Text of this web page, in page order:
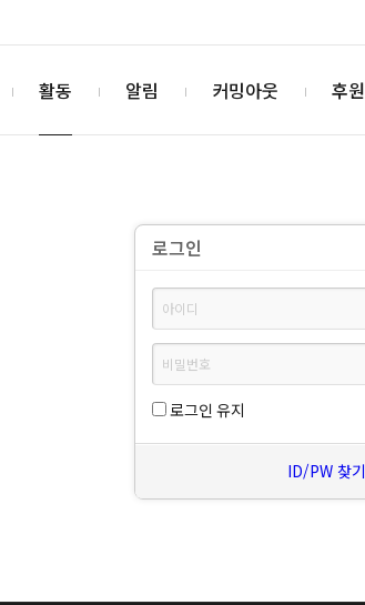
활동 알림 커밍아웃 후원
로그인
로그인 유지
ID/PW 찾기